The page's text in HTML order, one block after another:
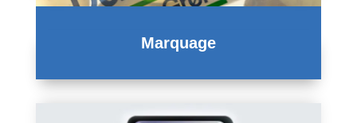
Marquage